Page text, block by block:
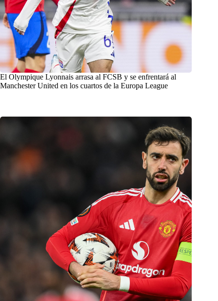
El Olympique Lyonnais arrasa al FCSB y se enfrentará al
Manchester United en los cuartos de la Europa League